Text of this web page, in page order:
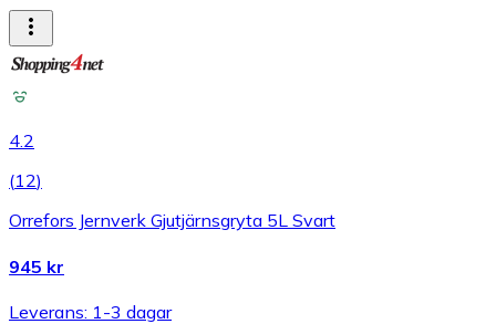
4.2
(12)
Orrefors Jernverk Gjutjärnsgryta 5L Svart
945 kr
Leverans: 1-3 dagar